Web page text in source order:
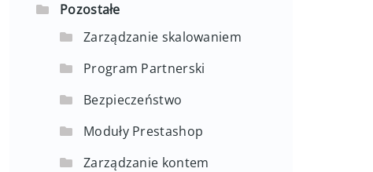
Pozostałe
Zarządzanie skalowaniem
Program Partnerski
Bezpieczeństwo
Moduły Prestashop
Zarządzanie kontem